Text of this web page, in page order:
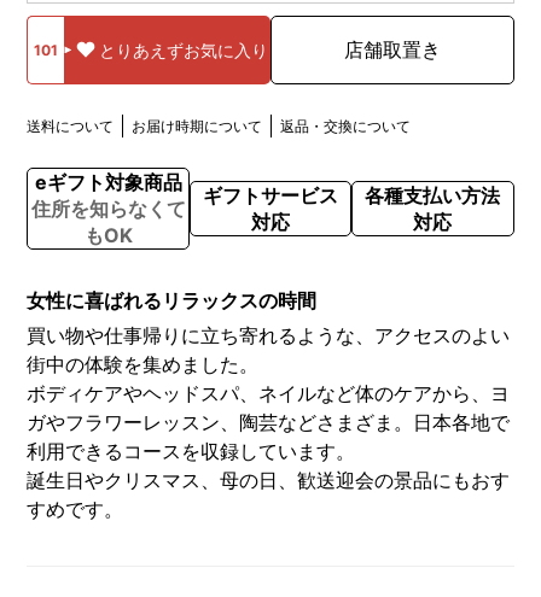
101 とりあえずお気に入り 店舗取置き
送料について お届け時期について 返品・交換について
eギフト対象商品
住所を知らなくて
もOK
ギフトサービス
対応
各種支払い方法
対応
女性に喜ばれるリラックスの時間
買い物や仕事帰りに立ち寄れるような、アクセスのよい
街中の体験を集めました。
ボディケアやヘッドスパ、ネイルなど体のケアから、ヨ
ガやフラワーレッスン、陶芸などさまざま。日本各地で
利用できるコースを収録しています。
誕生日やクリスマス、母の日、歓送迎会の景品にもおす
すめです。